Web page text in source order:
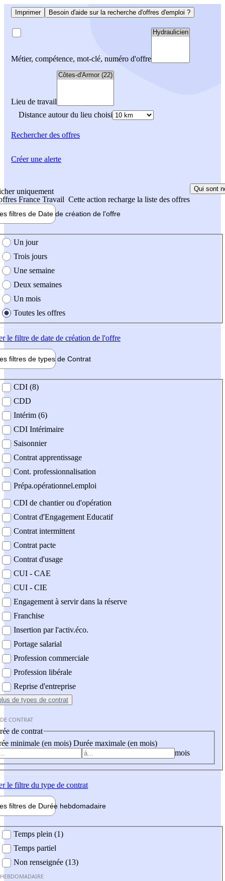
Imprimer Besoin d'aide sur la recherche d'offres d'emploi ?
Métier, compétence, mot-clé, numéro d'offre
Lieu de travail
Distance autour du lieu choisi
Rechercherdes offres
uniquement
France Travail Cette action recharge la liste des offres
Qui sont
filtres de Date de création de l'offre
création de l'offre
Un jour
Trois jours
Une semaine
Deux semaines
Un mois
Toutes les offres
le filtre de date de création de l'offre
filtres de types de Contrat
contrat
CDI (8)
CDD
Intérim (6)
CDI Intérimaire
Saisonnier
Contrat apprentissage
Cont. professionnalisation
Prépa.opérationnel.emploi
CDI de chantier ou d'opération
Contrat d'Engagement Educatif
Contrat intermittent
Contrat pacte
Contrat d'usage
CUI - CAE
CUI - CIE
Engagement à servir dans la réserve
Franchise
Insertion par l'activ.éco.
Portage salarial
Profession commerciale
Profession libérale
Reprise d'entreprise
de types de contrat
CONTRAT
de contrat
minimale (en mois) Durée maximale (en mois)
mois
le filtre du type de contrat
filtres de Durée hebdomadaire
Temps plein (1)
Temps partiel
Non renseignée (13)
Créer une alerte